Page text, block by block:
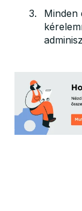
Minden